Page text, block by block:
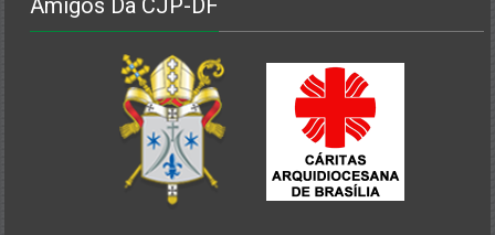
Amigos Da CJP-DF